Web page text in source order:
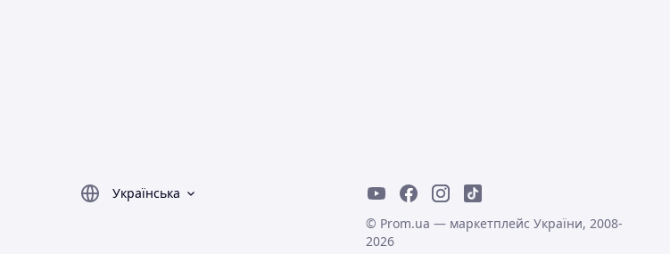
Українська
© Prom.ua — маркетплейс України, 2008-
2026